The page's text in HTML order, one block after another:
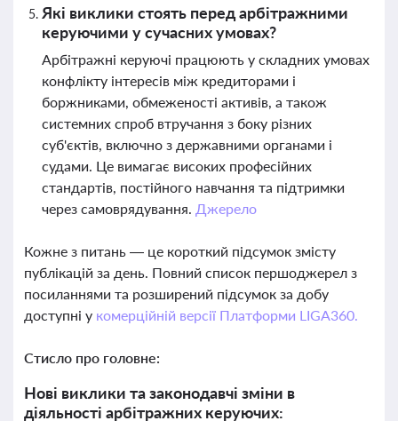
Які виклики стоять перед арбітражними
керуючими у сучасних умовах?
Арбітражні керуючі працюють у складних умовах
конфлікту інтересів між кредиторами і
боржниками, обмеженості активів, а також
системних спроб втручання з боку різних
суб'єктів, включно з державними органами і
судами. Це вимагає високих професійних
стандартів, постійного навчання та підтримки
через самоврядування. Джерело
Кожне з питань — це короткий підсумок змісту
публікацій за день. Повний список першоджерел з
посиланнями та розширений підсумок за добу
доступні у комерційній версії Платформи LIGA360.
Стисло про головне:
Нові виклики та законодавчі зміни в
діяльності арбітражних керуючих: